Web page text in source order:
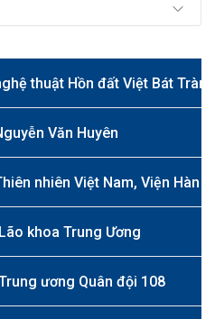
thuật Hồn đất Việt Bát Tràng
Văn Huyên
nhiên Việt Nam, Viện Hàn
khoa Trung Ương
ương Quân đội 108